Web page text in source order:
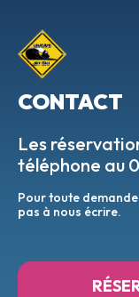
CONTACT
Les
téléphone au
Pour toute demande
pas à nous écrire.